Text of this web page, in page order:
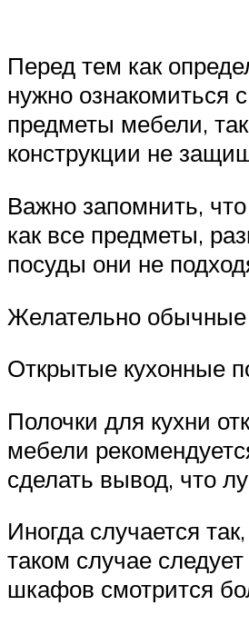
Перед тем как
нужно ознакомиться
предметы мебели,
конструкции не
Важно запомнить,
как все предметы,
посуды они не
Желательно обычные
Открытые кухонные
Полочки для кухни
мебели
сделать вывод, что
Иногда случается
таком случае
шкафов смотрится